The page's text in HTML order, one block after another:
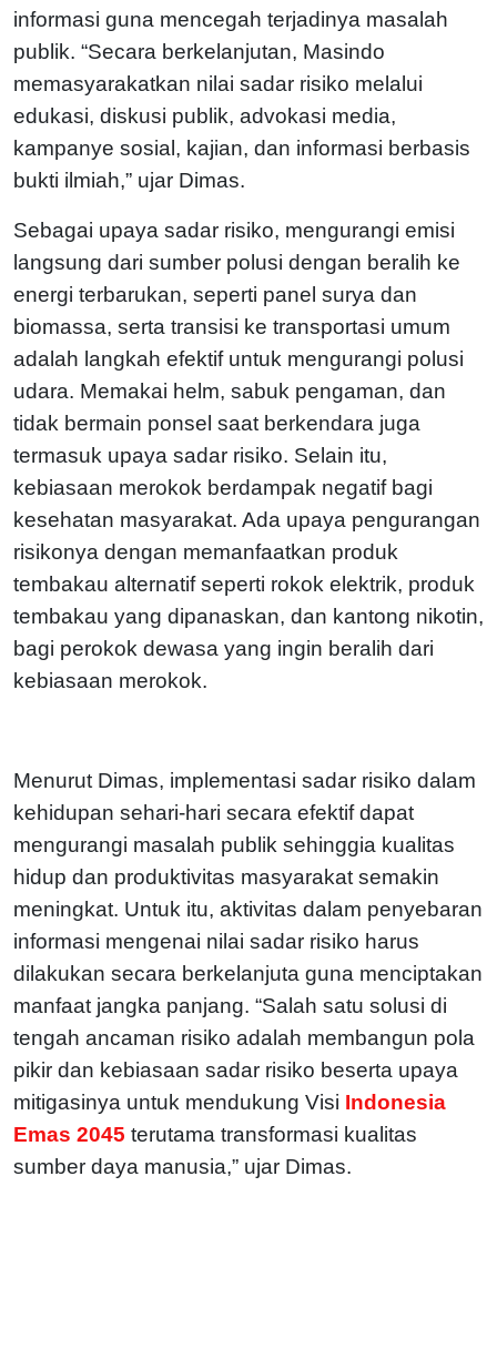
informasi guna mencegah terjadinya masalah
publik. “Secara berkelanjutan, Masindo
memasyarakatkan nilai sadar risiko melalui
edukasi, diskusi publik, advokasi media,
kampanye sosial, kajian, dan informasi berbasis
bukti ilmiah,” ujar Dimas.
Sebagai upaya sadar risiko, mengurangi emisi
langsung dari sumber polusi dengan beralih ke
energi terbarukan, seperti panel surya dan
biomassa, serta transisi ke transportasi umum
adalah langkah efektif untuk mengurangi polusi
udara. Memakai helm, sabuk pengaman, dan
tidak bermain ponsel saat berkendara juga
termasuk upaya sadar risiko. Selain itu,
kebiasaan merokok berdampak negatif bagi
kesehatan masyarakat. Ada upaya pengurangan
risikonya dengan memanfaatkan produk
tembakau alternatif seperti rokok elektrik, produk
tembakau yang dipanaskan, dan kantong nikotin,
bagi perokok dewasa yang ingin beralih dari
kebiasaan merokok.
Menurut Dimas, implementasi sadar risiko dalam
kehidupan sehari-hari secara efektif dapat
mengurangi masalah publik sehinggia kualitas
hidup dan produktivitas masyarakat semakin
meningkat. Untuk itu, aktivitas dalam penyebaran
informasi mengenai nilai sadar risiko harus
dilakukan secara berkelanjuta guna menciptakan
manfaat jangka panjang. “Salah satu solusi di
tengah ancaman risiko adalah membangun pola
pikir dan kebiasaan sadar risiko beserta upaya
mitigasinya untuk mendukung Visi Indonesia
Emas 2045 terutama transformasi kualitas
sumber daya manusia,” ujar Dimas.